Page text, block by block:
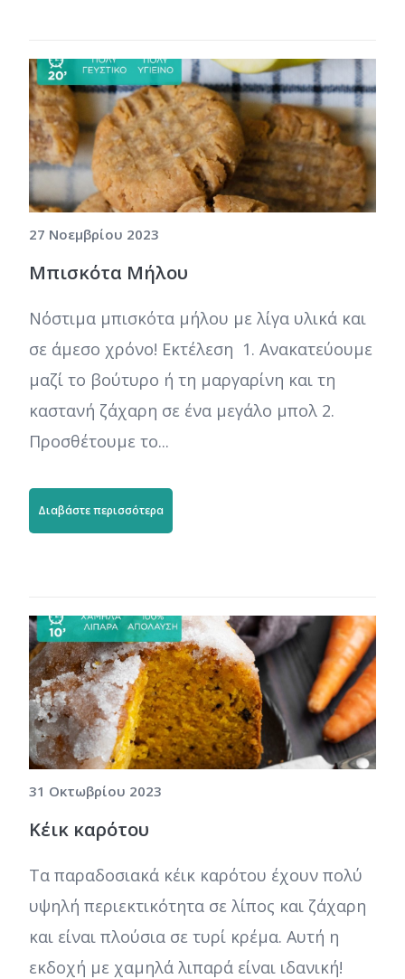
27 Νοεμβρίου 2023
Μπισκότα Μήλου
Νόστιμα μπισκότα μήλου με λίγα υλικά και
σε άμεσο χρόνο! Εκτέλεση 1. Ανακατεύουμε
μαζί το βούτυρο ή τη μαργαρίνη και τη
καστανή ζάχαρη σε ένα μεγάλο μπολ 2.
Προσθέτουμε το...
Διαβάστε περισσότερα
31 Οκτωβρίου 2023
Κέικ καρότου
Τα παραδοσιακά κέικ καρότου έχουν πολύ
υψηλή περιεκτικότητα σε λίπος και ζάχαρη
και είναι πλούσια σε τυρί κρέμα. Αυτή η
εκδοχή με χαμηλά λιπαρά είναι ιδανική!